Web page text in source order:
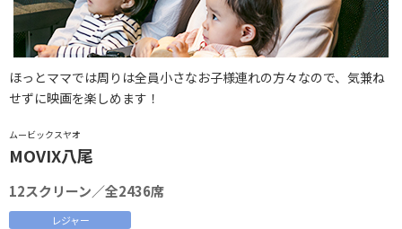
ムービックスヤオ
MOVIX八尾
12スクリーン／全2436席
レジャー
ほっとママでは周りは全員小さなお子様連れの方々なので、気兼ね
せずに映画を楽しめます！